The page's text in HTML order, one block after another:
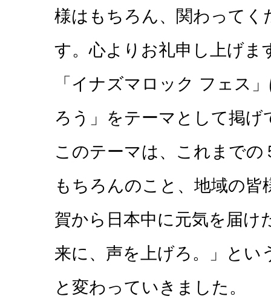
様はもちろん、関わって
す。心よりお礼申し上げま
「イナズマロック フェス
ろう」をテーマとして掲げ
このテーマは、これまでの
もちろんのこと、地域の
賀から日本中に元気を届け
来に、声を上げろ。」と
と変わっていきました。